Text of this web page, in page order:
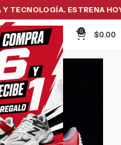
ESTRENA HOY
0
$0.00